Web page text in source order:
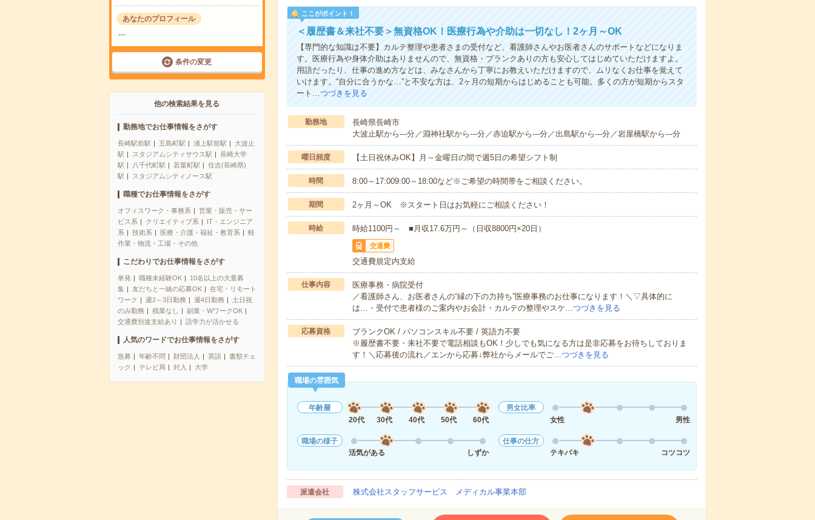
あなたのプロフィール
---
条件の変更
他の検索結果を見る
勤務地でお仕事情報をさがす
長崎駅前駅 五島町駅 浦上駅前駅
大波止
駅
スタジアムシティサウス駅
長崎大学
駅
八千代町駅 若葉町駅
住吉(長崎県)
駅
スタジアムシティノース駅
職種でお仕事情報をさがす
オフィスワーク・事務系
営業・販売・サー
ビス系
クリエイティブ系
IT・エンジニア
系
技術系 医療・介護・福祉・教育系
軽
作業・物流・工場・その他
こだわりでお仕事情報をさがす
単発 職種未経験OK
10名以上の大量募
集
友だちと一緒の応募OK
在宅・リモート
ワーク
週2～3日勤務 週4日勤務
土日祝
のみ勤務
残業なし
副業・WワークOK
交通費別途支給あり
語学力が活かせる
人気のワードでお仕事情報をさがす
急募 年齢不問 財団法人 英語
書類チェ
ック
テレビ局 封入 大学
ここがポイント！
＜履歴書＆来社不要＞無資格OK！医療行為や介助は一切なし！2ヶ月～OK
【専門的な知識は不要】カルテ整理や患者さまの受付など、看護師さんやお医者さんのサポートなどになりま
す。医療行為や身体介助はありませんので、無資格・ブランクありの方も安心してはじめていただけますよ。
用語だったり、仕事の進め方などは、みなさんから丁寧にお教えいただけますので、ムリなくお仕事を覚えて
いけます。“自分に合うかな…”と不安な方は、2ヶ月の短期からはじめることも可能。多くの方が短期からスタ
ート…つづきを見る
勤務地
長崎県長崎市
大波止駅から---分／淵神社駅から---分／赤迫駅から---分／出島駅から---分／岩屋橋駅から---分
曜日頻度 【土日祝休みOK】月～金曜日の間で週5日の希望シフト制
時間 8:00～17:009:00～18:00など※ご希望の時間帯をご相談ください。
期間 2ヶ月～OK ※スタート日はお気軽にご相談ください！
時給 時給1100円～ ■月収17.6万円～（日収8800円×20日）
交通費
交通費規定内支給
仕事内容
医療事務・病院受付
／看護師さん、お医者さんの“縁の下の力持ち”医療事務のお仕事になります！＼▽具体的に
は…・受付で患者様のご案内やお会計・カルテの整理やスケ…つづきを見る
応募資格
ブランクOK / パソコンスキル不要 / 英語力不要
※履歴書不要・来社不要で電話相談もOK！少しでも気になる方は是非応募をお待ちしておりま
す！＼応募後の流れ／エンから応募↓弊社からメールでご…つづきを見る
職場の雰囲気
年齢層
20代
30代 40代 50代 60代
男女比率
女性
男性
職場の様子
活気がある
しずか
仕事の仕方
テキパキ
コツコツ
派遣会社 株式会社スタッフサービス メディカル事業本部